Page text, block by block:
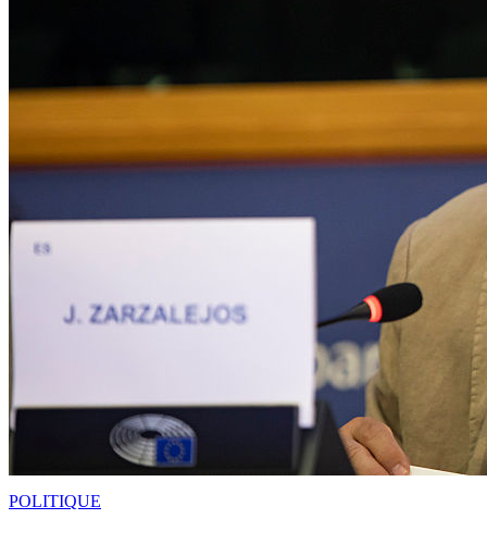
POLITIQUE